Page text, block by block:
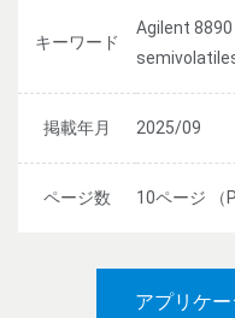
キーワード
Agilent 8890
掲載年月 2025/09
ページ数 10ページ （
アプリケ